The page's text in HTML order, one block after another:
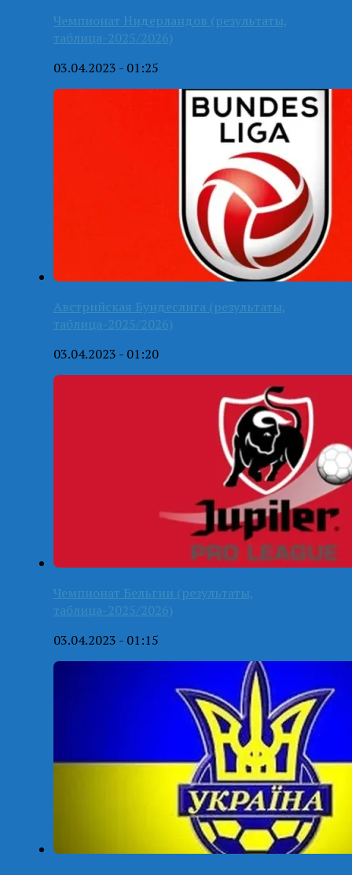
Чемпионат Нидерландов (результаты,
таблица-2025/2026)
03.04.2023 - 01:25
Австрийская Бундеслига (результаты,
таблица-2025/2026)
03.04.2023 - 01:20
Чемпионат Бельгии (результаты,
таблица-2025/2026)
03.04.2023 - 01:15